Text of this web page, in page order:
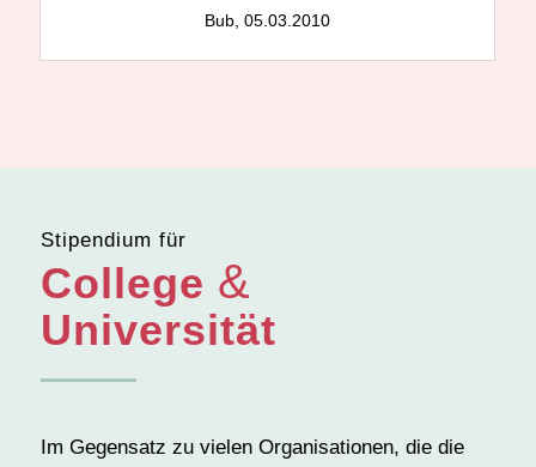
Bub, 05.03.2010
Stipendium für
College &
Universität
Im Gegensatz zu vielen Organisationen, die die